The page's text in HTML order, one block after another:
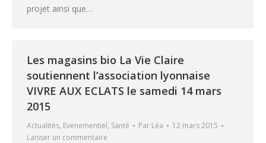
projet ainsi que…
Les magasins bio La Vie Claire
soutiennent l’association lyonnaise
VIVRE AUX ECLATS le samedi 14 mars
2015
Actualités, Evenementiel, Santé Par Léa
12 mars 2015
Laisser un commentaire